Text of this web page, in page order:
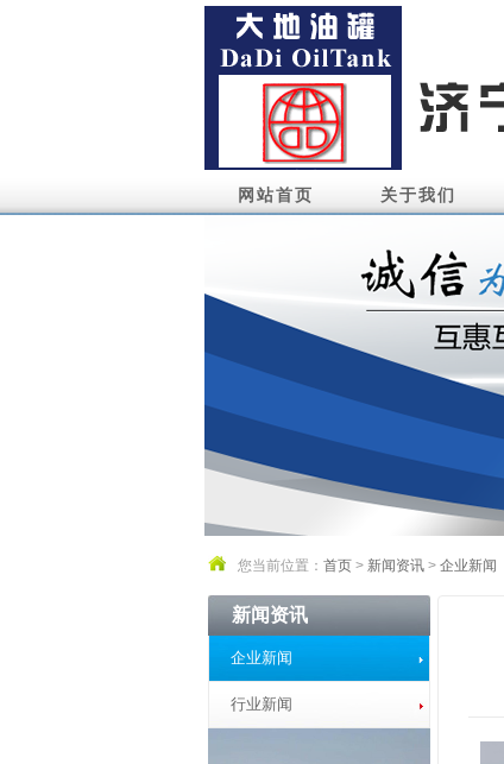
网站首页 关于我们
您当前位置： 首页> 新闻资讯> 企业新闻
新闻资讯
企业新闻
行业新闻